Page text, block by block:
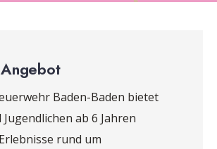
Baden-Baden bietet
ab 6 Jahren
rund um